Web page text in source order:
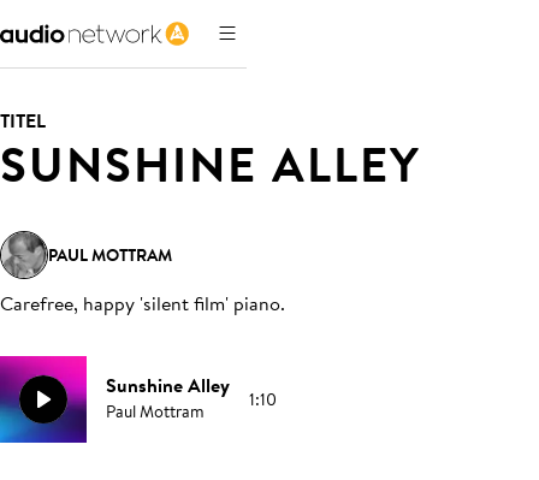
TITEL
SUNSHINE ALLEY
PAUL MOTTRAM
Carefree, happy 'silent film' piano.
Sunshine Alley
Paul Mottram 1:10